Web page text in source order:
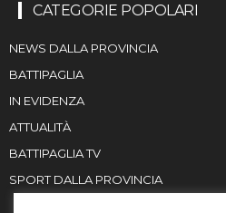
CATEGORIE POPOLARI
NEWS DALLA PROVINCIA
BATTIPAGLIA
IN EVIDENZA
ATTUALITÀ
BATTIPAGLIA TV
SPORT DALLA PROVINCIA